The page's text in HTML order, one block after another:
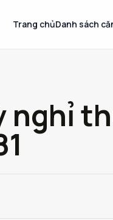
Trang chủDanh sách
nghỉ